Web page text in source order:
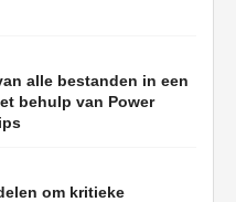
alle bestanden in een
behulp van Power
om kritieke